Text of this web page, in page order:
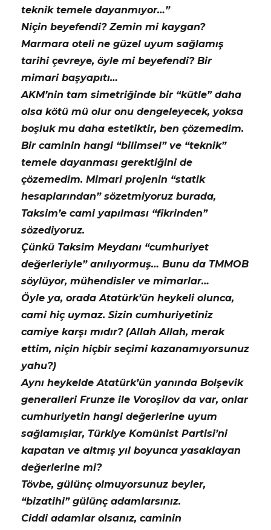
teknik temele dayanmıyor…”
Niçin beyefendi? Zemin mi kaygan?
Marmara oteli ne güzel uyum sağlamış
tarihi çevreye, öyle mi beyefendi? Bir
mimari başyapıtı…
AKM’nin tam simetriğinde bir “kütle” daha
olsa kötü mü olur onu dengeleyecek, yoksa
boşluk mu daha estetiktir, ben çözemedim.
Bir caminin hangi “bilimsel” ve “teknik”
temele dayanması gerektiğini de
çözemedim. Mimari projenin “statik
hesaplarından” sözetmiyoruz burada,
Taksim’e cami yapılması “fikrinden”
sözediyoruz.
Çünkü Taksim Meydanı “cumhuriyet
değerleriyle” anılıyormuş… Bunu da TMMOB
söylüyor, mühendisler ve mimarlar…
Öyle ya, orada Atatürk’ün heykeli olunca,
cami hiç uymaz. Sizin cumhuriyetiniz
camiye karşı mıdır? (Allah Allah, merak
ettim, niçin hiçbir seçimi kazanamıyorsunuz
yahu?)
Aynı heykelde Atatürk’ün yanında Bolşevik
generalleri Frunze ile Voroşilov da var, onlar
cumhuriyetin hangi değerlerine uyum
sağlamışlar, Türkiye Komünist Partisi’ni
kapatan ve altmış yıl boyunca yasaklayan
değerlerine mi?
Tövbe, gülünç olmuyorsunuz beyler,
“bizatihi” gülünç adamlarsınız.
Ciddi adamlar olsanız, caminin